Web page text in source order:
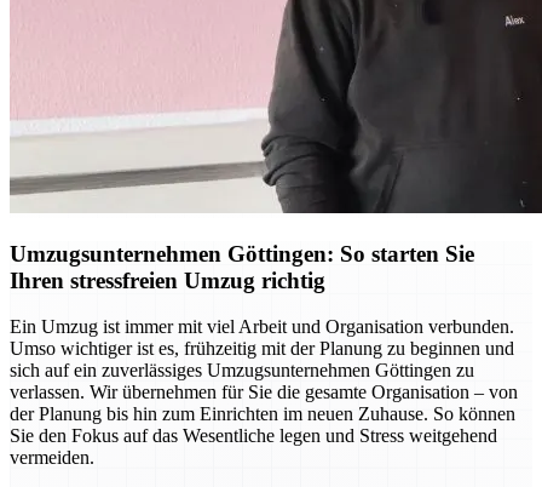
Umzugsunternehmen Göttingen: So starten Sie
Ihren stressfreien Umzug richtig
Ein Umzug ist immer mit viel Arbeit und Organisation verbunden.
Umso wichtiger ist es, frühzeitig mit der Planung zu beginnen und
sich auf ein zuverlässiges Umzugsunternehmen Göttingen zu
verlassen. Wir übernehmen für Sie die gesamte Organisation – von
der Planung bis hin zum Einrichten im neuen Zuhause. So können
Sie den Fokus auf das Wesentliche legen und Stress weitgehend
vermeiden.